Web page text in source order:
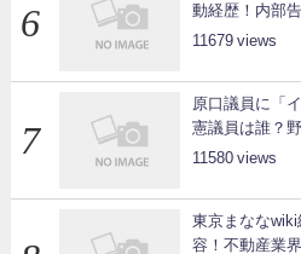
動経歴！内部
11679
原口議員に「
憲議員は誰？
11580
東京まなな
容！不動産業